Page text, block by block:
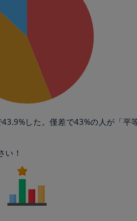
した。僅差で43%の人が「平
い！